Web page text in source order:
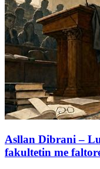
Asllan Dibrani –
fakultetin me